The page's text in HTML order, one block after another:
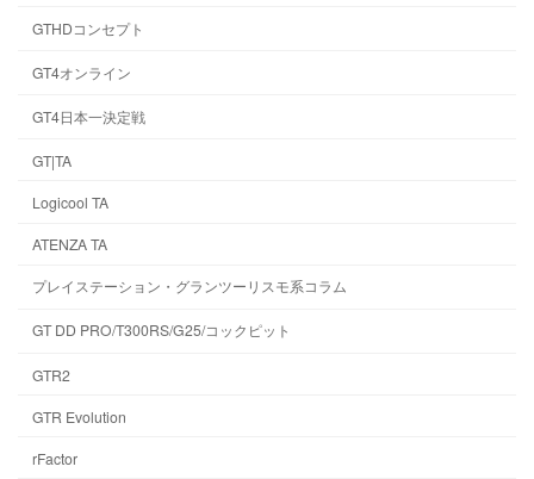
GTHDコンセプト
GT4オンライン
GT4日本一決定戦
GT|TA
Logicool TA
ATENZA TA
プレイステーション・グランツーリスモ系コラム
GT DD PRO/T300RS/G25/コックピット
GTR2
GTR Evolution
rFactor